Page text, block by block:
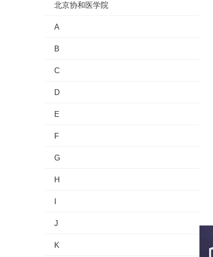
北京协和医学院
A
B
C
D
E
F
G
H
I
J
K